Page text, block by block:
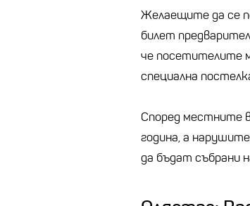
Желаещите да се
билет
че посетителите
специална
Според местните
година, а
да бъдат събрани